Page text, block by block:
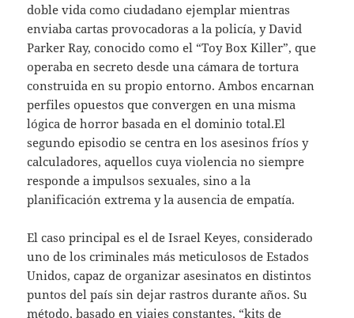
doble vida como ciudadano ejemplar mientras
enviaba cartas provocadoras a la policía, y David
Parker Ray, conocido como el “Toy Box Killer”, que
operaba en secreto desde una cámara de tortura
construida en su propio entorno. Ambos encarnan
perfiles opuestos que convergen en una misma
lógica de horror basada en el dominio total.El
segundo episodio se centra en los asesinos fríos y
calculadores, aquellos cuya violencia no siempre
responde a impulsos sexuales, sino a la
planificación extrema y la ausencia de empatía.
El caso principal es el de Israel Keyes, considerado
uno de los criminales más meticulosos de Estados
Unidos, capaz de organizar asesinatos en distintos
puntos del país sin dejar rastros durante años. Su
método, basado en viajes constantes, “kits de